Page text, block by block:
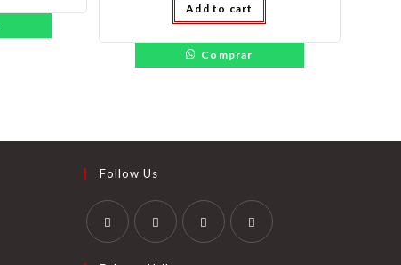
Add to cart
Comprar
Follow Us